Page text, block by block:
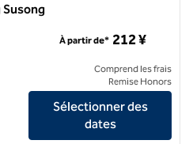
Susong
Garden Inn Anqing Susong
À partir de* 212 ¥
Comprend les frais
Remise Honors
Sélectionner des
dates